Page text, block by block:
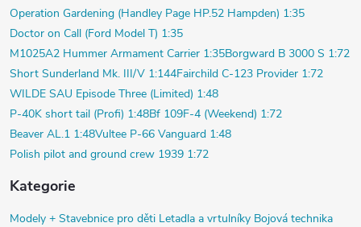
Operation Gardening (Handley Page HP.52 Hampden) 1:35
Doctor on Call (Ford Model T) 1:35
M1025A2 Hummer Armament Carrier 1:35Borgward B 3000 S 1:72
Short Sunderland Mk. III/V 1:144Fairchild C-123 Provider 1:72
WILDE SAU Episode Three (Limited) 1:48
P-40K short tail (Profi) 1:48Bf 109F-4 (Weekend) 1:72
Beaver AL.1 1:48Vultee P-66 Vanguard 1:48
Polish pilot and ground crew 1939 1:72
Kategorie
Modely + Stavebnice pro děti Letadla a vrtulníky Bojová technika